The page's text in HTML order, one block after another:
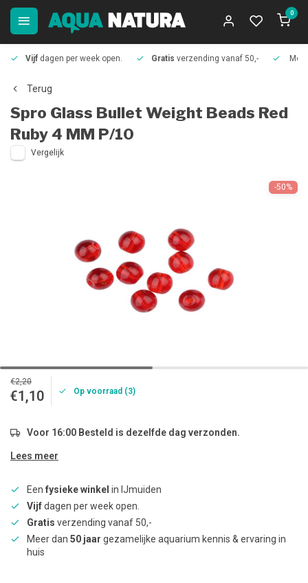
0
Vijf dagen per week open. Gratis verzending vanaf 50,-
Terug
Spro Glass Bullet Weight Beads Red
Ruby 4 MM P/10
Vergelijk
-50%
€2,20
€1,10 Op voorraad (3)
Voor 16:00 Besteld is dezelfde dag verzonden.
Lees meer
Een fysieke winkel in IJmuiden
Vijfdagen per week open.
Gratis verzending vanaf 50,-
Meer dan 50 jaar gezamelijke aquarium kennis & ervaring in
huis